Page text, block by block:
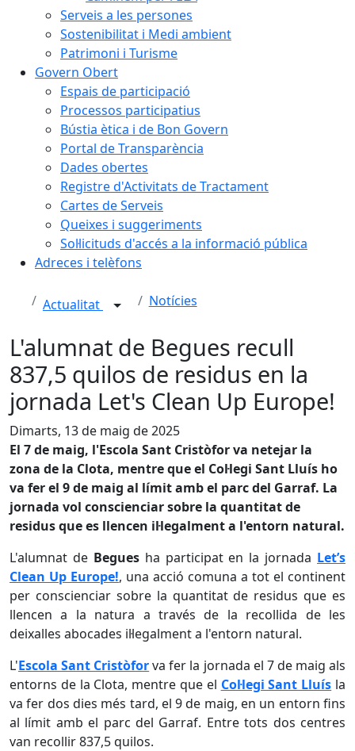
Serveis a les persones
Sostenibilitat i Medi ambient
Patrimoni i Turisme
Govern Obert
Espais de participació
Processos participatius
Bústia ètica i de Bon Govern
Portal de Transparència
Dades obertes
Registre d'Activitats de Tractament
Cartes de Serveis
Queixes i suggeriments
Sol·licituds d'accés a la informació pública
Adreces i telèfons
Actualitat Notícies
L'alumnat de Begues recull
837,5 quilos de residus en la
jornada Let's Clean Up Europe!
Dimarts, 13 de maig de 2025
El 7 de maig, l'Escola Sant Cristòfor va netejar la
zona de la Clota, mentre que el Col·legi Sant Lluís ho
va fer el 9 de maig al límit amb el parc del Garraf. La
jornada vol conscienciar sobre la quantitat de
residus que es llencen il·legalment a l'entorn natural.
L'alumnat de Beguesha participat en la jornada Let’s
Clean Up Europe!, una acció comuna a tot el continent
per conscienciar sobre la quantitat de residus que es
llencen a la natura a través de la recollida de les
deixalles abocades il·legalment a l'entorn natural.
L'Escola Sant Cristòforva fer la jornada el 7 de maig als
entorns de la Clota, mentre que el Col·legi Sant Lluís la
va fer dos dies més tard, el 9 de maig, en un entorn fins
al límit amb el parc del Garraf. Entre tots dos centres
van recollir 837,5 quilos.